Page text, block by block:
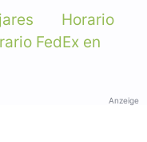
Horario
FedEx en
Anzeige